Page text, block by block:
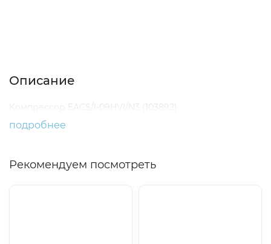
Описание
Компрессор EACS/I-09HVI/N3 (103892)
подробнее
Рекомендуем посмотреть